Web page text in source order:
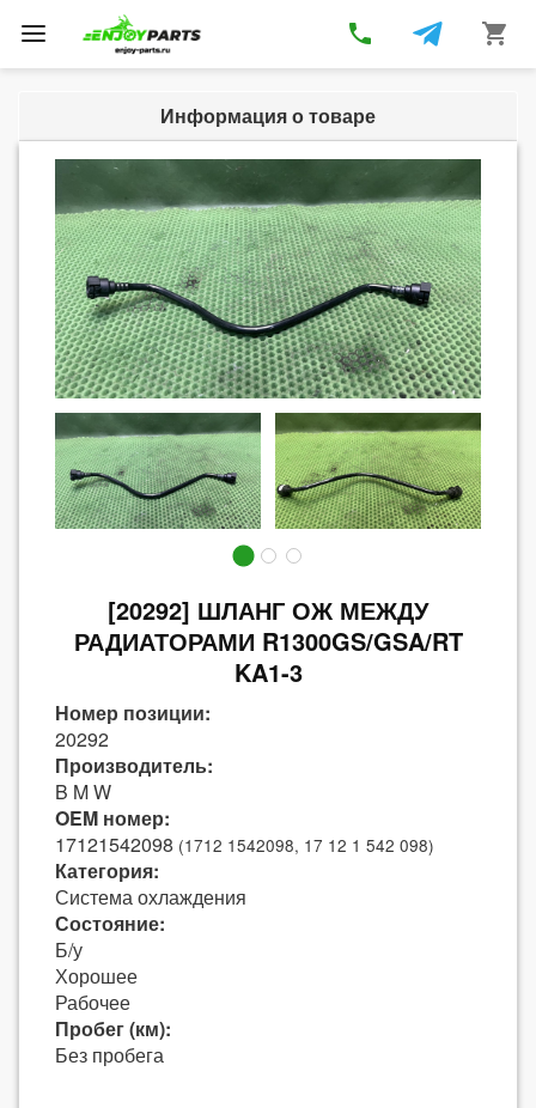
Toggle
navigation
phone shopping_cart
Информация о товаре
[20292] ШЛАНГ ОЖ МЕЖДУ
РАДИАТОРАМИ R1300GS/GSA/RT
KA1-3
Номер позиции:
20292
Производитель:
B M W
OEM номер:
17121542098 (1712 1542098, 17 12 1 542 098)
Категория:
Система охлаждения
Состояние:
Б/у
Хорошее
Рабочее
Пробег (км):
Без пробега